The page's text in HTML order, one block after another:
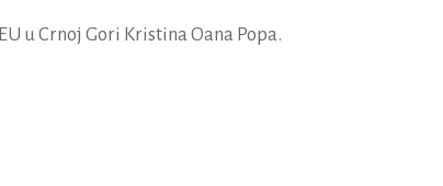
u Crnoj Gori Kristina Oana Popa.